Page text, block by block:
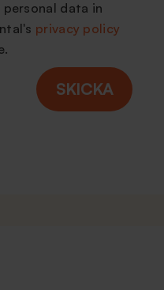
data in
privacy policy